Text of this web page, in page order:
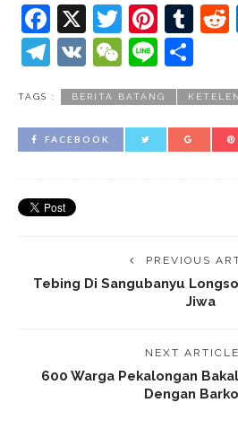
Facebook
X Twitter
Telegram
VK WeChat
Line
TAGS : BERITA BATANG
FACEBOOK
PREVIOUS
Tebing Di Sangubanyu
Jiwa
NEXT ARTICLE
600 Warga Pekalongan
Dengan